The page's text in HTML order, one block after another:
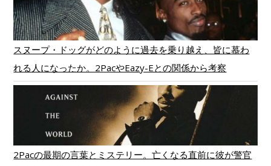
スヌープ・ドッグがどのように過去を乗り越え、皆に慕わ
れる人になったか。2PacやEazy-Eとの関係から考察
2Pacの最期の言葉とミステリー。亡くなる直前に彼が警官